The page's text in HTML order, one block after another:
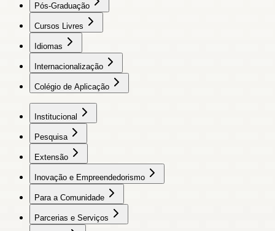
Pós-Graduação
Cursos Livres
Idiomas
Internacionalização
Colégio de Aplicação
Institucional
Pesquisa
Extensão
Inovação e Empreendedorismo
Para a Comunidade
Parcerias e Serviços